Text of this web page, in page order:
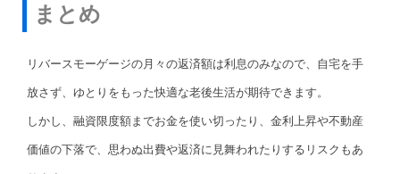
まとめ
リバースモーゲージの月々の返済額は利息のみなので、自宅を手
放さず、ゆとりをもった快適な老後生活が期待できます。
しかし、融資限度額までお金を使い切ったり、金利上昇や不動産
価値の下落で、思わぬ出費や返済に見舞われたりするリスクもあ